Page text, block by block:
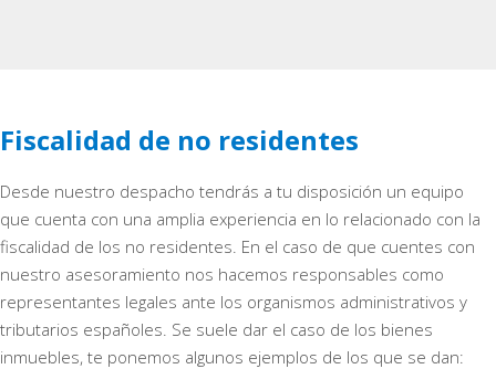
Fiscalidad de no residentes
Desde nuestro despacho tendrás a tu disposición un equipo
que cuenta con una amplia experiencia en lo relacionado con la
fiscalidad de los no residentes. En el caso de que cuentes con
nuestro asesoramiento nos hacemos responsables como
representantes legales ante los organismos administrativos y
tributarios españoles. Se suele dar el caso de los bienes
inmuebles, te ponemos algunos ejemplos de los que se dan: